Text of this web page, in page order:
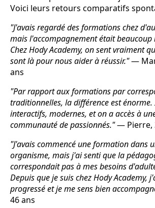
Voici leurs retours comparatifs
"J'avais regardé des formations chez
mais l'accompagnement était beaucoup
Chez Hody Academy, on sent vraiment
sont là pour nous aider à réussir."—
ans
"Par rapport aux formations par
traditionnelles, la différence est énorme.
interactifs, modernes, et on a accès à
communauté de passionnés."— Pierre,
"J'avais commencé une formation dans
organisme, mais j'ai senti que la
correspondait pas à mes besoins
Depuis que je suis chez Hody Academy,
progressé et je me sens bien
46 ans